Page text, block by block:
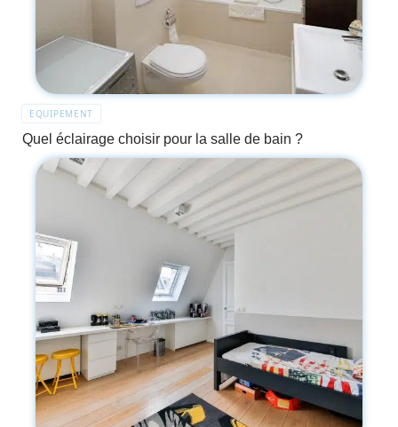
EQUIPEMENT
Quel éclairage choisir pour la salle de bain ?